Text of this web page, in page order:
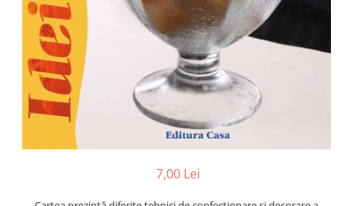
0-2 ani
10+ ani
14+ ani
2-5 ani
5-7 ani
7-10 ani
toate vârstele
Cera
7,00 Lei